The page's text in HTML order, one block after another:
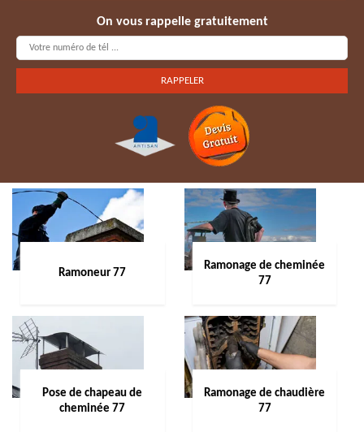
On vous rappelle gratuitement
Ramoneur 77
Ramonage de cheminée
77
Pose de chapeau de
cheminée 77
Ramonage de chaudière
77